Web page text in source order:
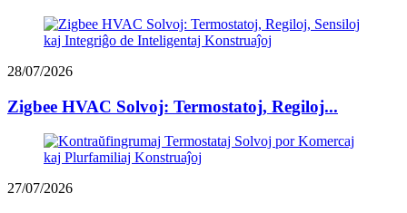
28/07/2026
Zigbee HVAC Solvoj: Termostatoj, Regiloj...
27/07/2026